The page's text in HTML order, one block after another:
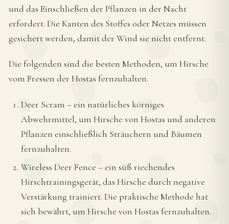
und das Einschließen der Pflanzen in der Nacht
erfordert. Die Kanten des Stoffes oder Netzes müssen
gesichert werden, damit der Wind sie nicht entfernt.
Die folgenden sind die besten Methoden, um Hirsche
vom Fressen der Hostas fernzuhalten.
Deer Scram – ein natürliches körniges
Abwehrmittel, um Hirsche von Hostas und anderen
Pflanzen einschließlich Sträuchern und Bäumen
fernzuhalten.
Wireless Deer Fence – ein süß riechendes
Hirschtrainingsgerät, das Hirsche durch negative
Verstärkung trainiert. Die praktische Methode hat
sich bewährt, um Hirsche von Hostas fernzuhalten.